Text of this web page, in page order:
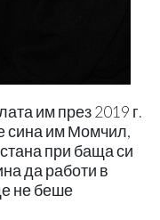
им през 2019 г.
сина им Момчил,
при баща си
да работи в
не беше